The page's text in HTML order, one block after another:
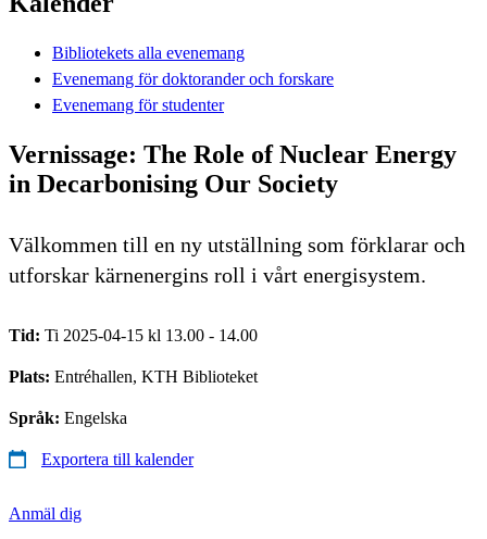
Bibliotekets alla evenemang
Evenemang för doktorander och forskare
Evenemang för studenter
Vernissage: The Role of Nuclear Energy
in Decarbonising Our Society
Välkommen till en ny utställning som förklarar och
utforskar kärnenergins roll i vårt energisystem.
Tid: Ti 2025-04-15 kl 13.00 - 14.00
Plats: Entréhallen, KTH Biblioteket
Språk: Engelska
Exportera till kalender
Anmäl dig